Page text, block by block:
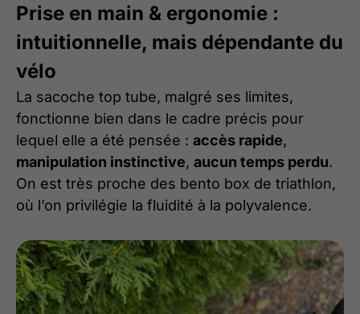
Prise en main & ergonomie :
intuitionnelle, mais dépendante du
vélo
La sacoche top tube, malgré ses limites,
fonctionne bien dans le cadre précis pour
lequel elle a été pensée : accès rapide,
manipulation instinctive, aucun temps perdu.
On est très proche des bento box de triathlon,
où l’on privilégie la fluidité à la polyvalence.